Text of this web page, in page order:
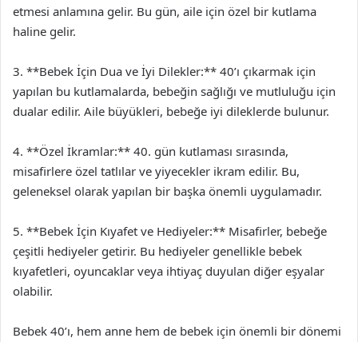
etmesi anlamına gelir. Bu gün, aile için özel bir kutlama
haline gelir.
3. **Bebek İçin Dua ve İyi Dilekler:** 40’ı çıkarmak için
yapılan bu kutlamalarda, bebeğin sağlığı ve mutluluğu için
dualar edilir. Aile büyükleri, bebeğe iyi dileklerde bulunur.
4. **Özel İkramlar:** 40. gün kutlaması sırasında,
misafirlere özel tatlılar ve yiyecekler ikram edilir. Bu,
geleneksel olarak yapılan bir başka önemli uygulamadır.
5. **Bebek İçin Kıyafet ve Hediyeler:** Misafirler, bebeğe
çeşitli hediyeler getirir. Bu hediyeler genellikle bebek
kıyafetleri, oyuncaklar veya ihtiyaç duyulan diğer eşyalar
olabilir.
Bebek 40’ı, hem anne hem de bebek için önemli bir dönemi